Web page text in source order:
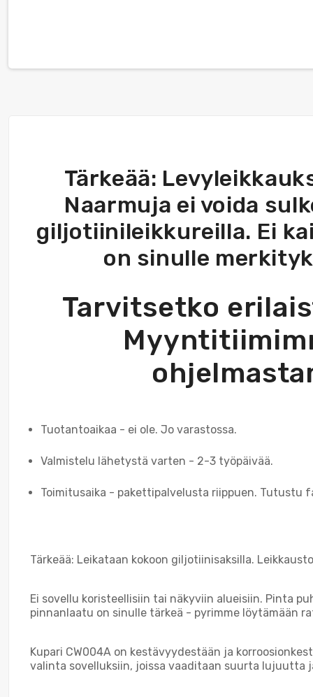
Tärkeää:
Naarmuja ei voida
giljotiinileikkureilla. Ei
on sinulle
Tarvitsetko
Tuotantoaikaa - ei ole. Jo varastossa.
Valmistelu lähetystä varten - 2-3 työpäivää.
Toimitusaika - pakettipalvelusta riippuen. Tutustu
Tärkeää: Leikataan kokoon giljotiinisaksilla.
Ei sovellu koristeellisiin tai näkyviin alueisiin. Pinta
pinnanlaatu on sinulle tärkeä - pyrimme löytämään
Kupari CW004A on kestävyydestään ja
valinta sovelluksiin, joissa vaaditaan suurta lujuutta